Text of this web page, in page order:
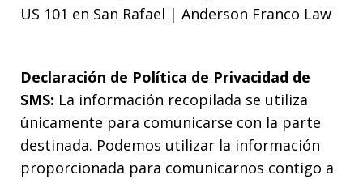
US 101 en San Rafael | Anderson Franco Law
Declaración de Política de Privacidad de
SMS: La información recopilada se utiliza
únicamente para comunicarse con la parte
destinada. Podemos utilizar la información
proporcionada para comunicarnos contigo a